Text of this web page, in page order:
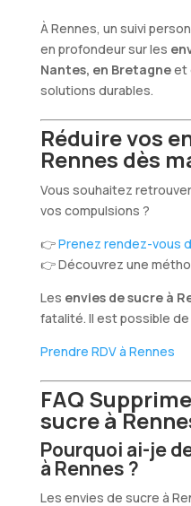
À Rennes, un suivi
en profondeur sur les
Nantes, en Bretagneet
solutions durables.
Réduire vos
Rennes dès
Vous souhaitez
vos compulsions ?
👉Prenez rendez-vous
👉 Découvrez une
Les envies de sucre à
fatalité. Il est possible de
Prendre RDV à Rennes
FAQ
sucre à
Pourquoi ai-je
à Rennes ?
Les envies de sucre à